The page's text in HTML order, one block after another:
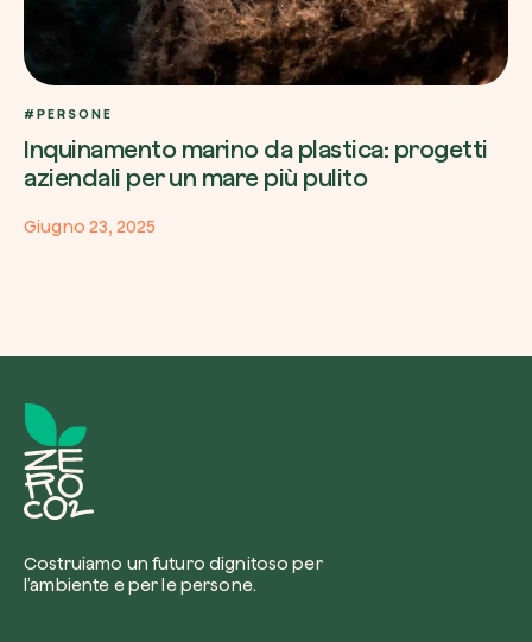
#PERSONE
Inquinamento marino da plastica: progetti
aziendali per un mare più pulito
Giugno 23, 2025
Costruiamo un futuro dignitoso per
l’ambiente e per le persone.